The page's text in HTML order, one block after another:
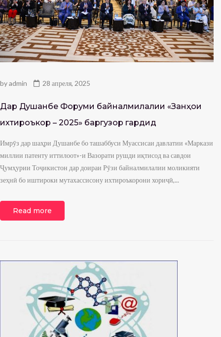
byadmin 28 апреля, 2025
Дар Душанбе Форуми байналмилалии «Занҳои
ихтироъкор – 2025» баргузор гардид
Имрӯз дар шаҳри Душанбе бо ташаббуси Муассисаи давлатии «Маркази
миллии патенту иттилоот»-и Вазорати рушди иқтисод ва савдои
Ҷумҳурии Тоҷикистон дар доираи Рӯзи байналмилалии моликияти
зеҳнӣ бо иштироки мутахассисону ихтироъкорони хориҷӣ,...
Read more